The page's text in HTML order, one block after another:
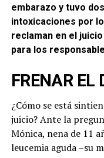
embarazo y tuvo
intoxicaciones por
reclaman en el
para los
FRENAR EL
¿Cómo se está
juicio? Ante la
Mónica, nena de 11
leucemia aguda –su